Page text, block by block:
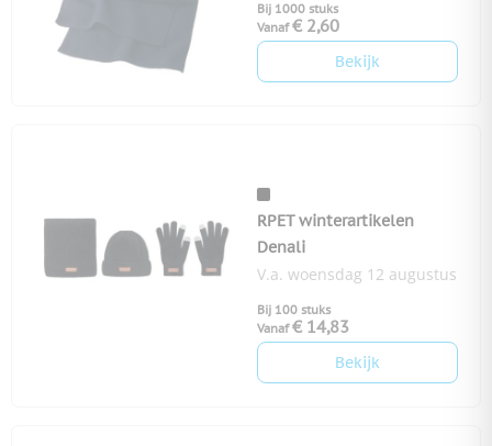
Bij 1000 stuks
Vanaf € 2,60
Bekijk
RPET winterartikelen
Denali
V.a. woensdag 12 augustus
Bij 100 stuks
Vanaf € 14,83
Bekijk